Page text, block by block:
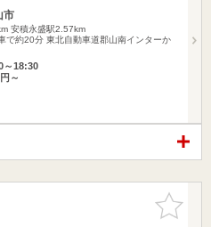
市
安積永盛駅2.57km
で約20分 東北自動車道郡山南インターか
～18:30
～
お気に入
りに追加